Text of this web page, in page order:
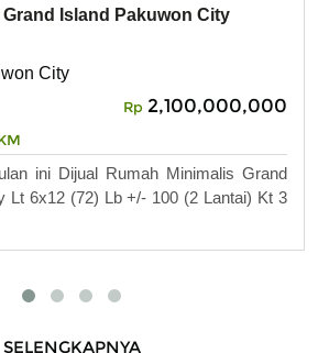
Island Pakuwon City
City
Rp 2,100,000,000
ini Dijual Rumah Minimalis Grand
Lt 6x12 (72) Lb +/- 100 (2 Lantai) Kt 3
SELENGKAPNYA